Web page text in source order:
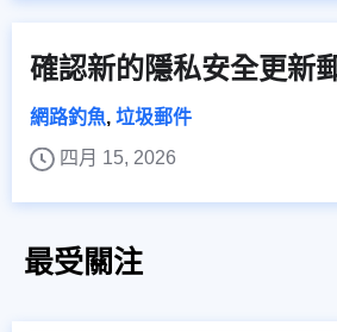
確認新的隱私安全更新
網路釣魚, 垃圾郵件
四月 15, 2026
最受關注